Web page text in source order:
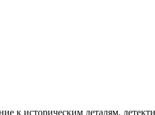
к историческим деталям,